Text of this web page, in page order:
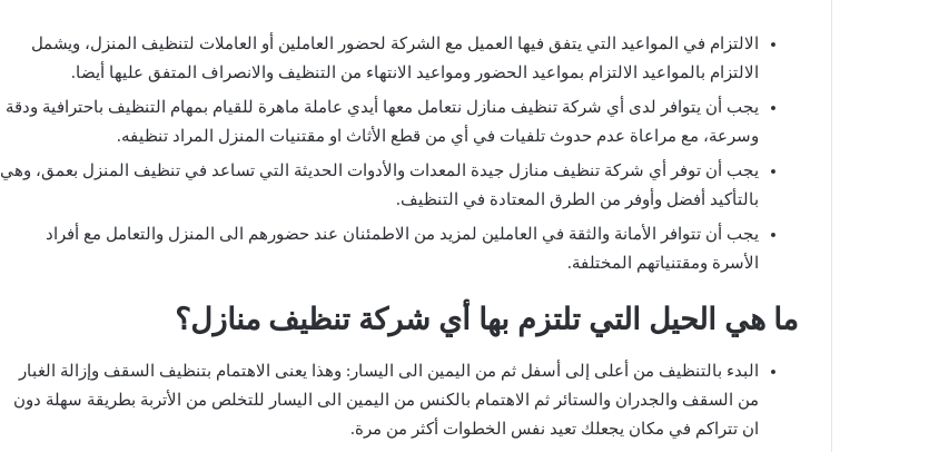
الالتزام في المواعيد التي يتفق فيها العميل مع الشركة لحضور العاملين أو العاملات لتنظيف المنزل، ويشمل
الالتزام بالمواعيد الالتزام بمواعيد الحضور ومواعيد الانتهاء من التنظيف والانصراف المتفق عليها أيضا.
يجب أن يتوافر لدى أي شركة تنظيف منازل نتعامل معها أيدي عاملة ماهرة للقيام بمهام التنظيف باحترافية ودقة
وسرعة، مع مراعاة عدم حدوث تلفيات في أي من قطع الأثاث او مقتنيات المنزل المراد تنظيفه.
يجب أن توفر أي شركة تنظيف منازل جيدة المعدات والأدوات الحديثة التي تساعد في تنظيف المنزل بعمق، وهي
بالتأكيد أفضل وأوفر من الطرق المعتادة في التنظيف.
يجب أن تتوافر الأمانة والثقة في العاملين لمزيد من الاطمئنان عند حضورهم الى المنزل والتعامل مع أفراد
الأسرة ومقتنياتهم المختلفة.
ما هي الحيل التي تلتزم بها أي شركة تنظيف منازل؟
البدء بالتنظيف من أعلى إلى أسفل ثم من اليمين الى اليسار: وهذا يعنى الاهتمام بتنظيف السقف وإزالة الغبار
من السقف والجدران والستائر ثم الاهتمام بالكنس من اليمين الى اليسار للتخلص من الأتربة بطريقة سهلة دون
ان تتراكم في مكان يجعلك تعيد نفس الخطوات أكثر من مرة.